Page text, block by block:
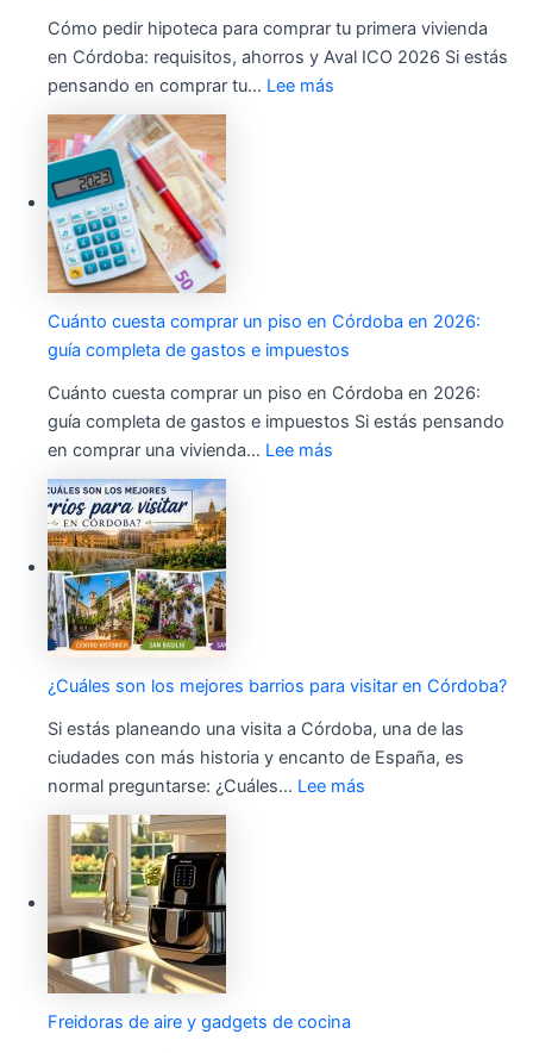
Cómo pedir hipoteca para comprar tu primera vivienda
en Córdoba: requisitos, ahorros y Aval ICO 2026 Si estás
pensando en comprar tu… Lee más
Cuánto cuesta comprar un piso en Córdoba en 2026:
guía completa de gastos e impuestos
Cuánto cuesta comprar un piso en Córdoba en 2026:
guía completa de gastos e impuestos Si estás pensando
en comprar una vivienda… Lee más
¿Cuáles son los mejores barrios para visitar en Córdoba?
Si estás planeando una visita a Córdoba, una de las
ciudades con más historia y encanto de España, es
normal preguntarse: ¿Cuáles… Lee más
Freidoras de aire y gadgets de cocina